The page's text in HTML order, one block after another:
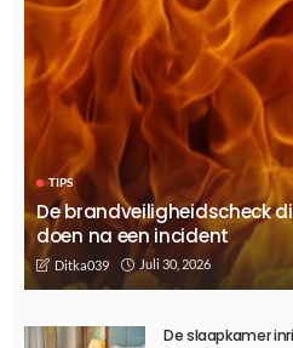
TIPS
De brandveiligheidscheck
doen na een incident
Ditka039 Juli 30, 2026
De slaapkamer